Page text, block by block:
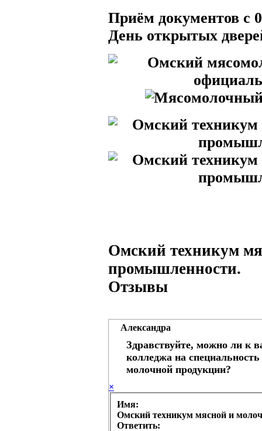
Приём документов с
День открытых
Омский техникум
промышленности.
Отзывы
Александра
Здравствуйте, можно ли к
колледжа на
молочной продукции?
×
Имя:
Омский техникум мясной и
Ответить: